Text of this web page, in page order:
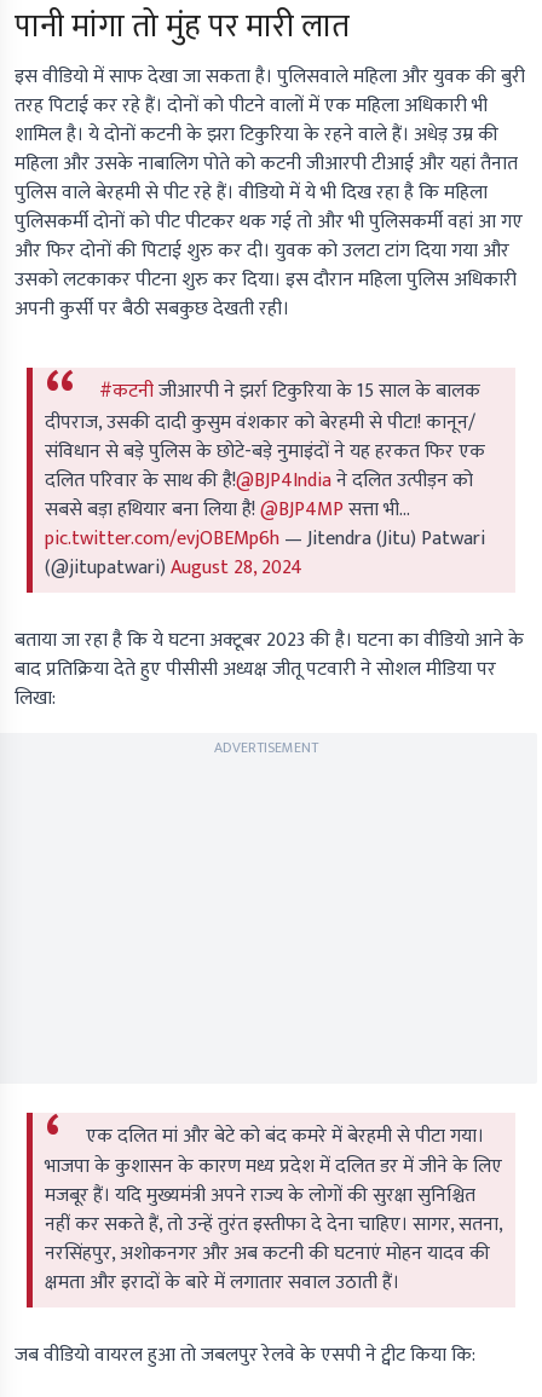
पानी मांगा तो मुंह पर मारी लात
इस वीडियो में साफ देखा जा सकता है। पुलिसवाले महिला और युवक की बुरी
तरह पिटाई कर रहे हैं। दोनों को पीटने वालों में एक महिला अधिकारी भी
शामिल है। ये दोनों कटनी के झरा टिकुरिया के रहने वाले हैं। अधेड़ उम्र की
महिला और उसके नाबालिग पोते को कटनी जीआरपी टीआई और यहां तैनात
पुलिस वाले बेरहमी से पीट रहे हैं। वीडियो में ये भी दिख रहा है कि महिला
पुलिसकर्मी दोनों को पीट पीटकर थक गई तो और भी पुलिसकर्मी वहां आ गए
और फिर दोनों की पिटाई शुरु कर दी। युवक को उलटा टांग दिया गया और
उसको लटकाकर पीटना शुरु कर दिया। इस दौरान महिला पुलिस अधिकारी
अपनी कुर्सी पर बैठी सबकुछ देखती रही।
#कटनीजीआरपी ने झर्रा टिकुरिया के 15 साल के बालक
दीपराज, उसकी दादी कुसुम वंशकार को बेरहमी से पीटा! कानून/
संविधान से बड़े पुलिस के छोटे-बड़े नुमाइंदों ने यह हरकत फिर एक
दलित परिवार के साथ की है!@BJP4Indiaने दलित उत्पीड़न को
सबसे बड़ा हथियार बना लिया है!@BJP4MPसत्ता भी…
pic.twitter.com/evjOBEMp6h— Jitendra (Jitu) Patwari
(@jitupatwari)August 28, 2024
बताया जा रहा है कि ये घटना अक्टूबर 2023 की है। घटना का वीडियो आने के
बाद प्रतिक्रिया देते हुए पीसीसी अध्यक्ष जीतू पटवारी ने सोशल मीडिया पर
लिखा:
ADVERTISEMENT
एक दलित मां और बेटे को बंद कमरे में बेरहमी से पीटा गया।
भाजपा के कुशासन के कारण मध्य प्रदेश में दलित डर में जीने के लिए
मजबूर हैं। यदि मुख्यमंत्री अपने राज्य के लोगों की सुरक्षा सुनिश्चित
नहीं कर सकते हैं, तो उन्हें तुरंत इस्तीफा दे देना चाहिए। सागर, सतना,
नरसिंहपुर, अशोकनगर और अब कटनी की घटनाएं मोहन यादव की
क्षमता और इरादों के बारे में लगातार सवाल उठाती हैं।
जब वीडियो वायरल हुआ तो जबलपुर रेलवे के एसपी ने ट्वीट किया कि: